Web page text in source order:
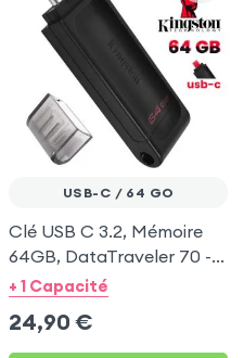
USB-C / 64 GO
Clé USB C 3.2, Mémoire
64GB, DataTraveler 70 -
Kingston
+ 1 Capacité
24,90 €